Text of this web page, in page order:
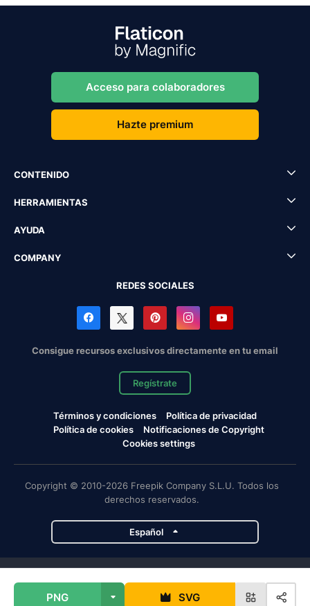
PNG SVG
Acceso para colaboradores
Hazte premium
CONTENIDO
HERRAMIENTAS
AYUDA
COMPANY
REDES SOCIALES
Consigue recursos exclusivos directamente en tu email
Regístrate
Términos y condiciones
Política de privacidad
Política de cookies
Notificaciones de Copyright
Cookies settings
Copyright © 2010-2026 Freepik Company S.L.U. Todos los
derechos reservados.
Español